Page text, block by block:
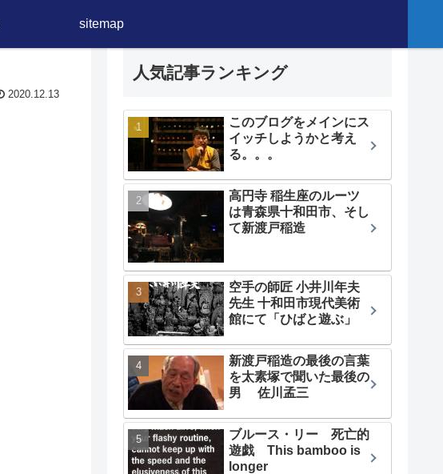
sitemap
2020.12.13
人気記事ランキング
このブログをメインにス
イッチしようかと考え
る。。。
高円寺 稲生座のルーツ
は青森県十和田市、そし
て新渡戸稲造
空手の師匠 小井川年夫
先生 十和田市現代美術
館にて「ひばと遊ぶ」
新渡戸稲造の最後の言葉
を太素塚で聞いた最後の
男 佐川孟三
ブルース・リー 死亡的
遊戯 This bamboo is
longer